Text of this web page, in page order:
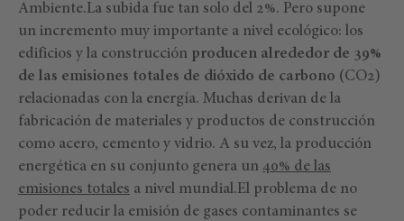
Ambiente.La subida fue tan solo del 2%. Pero supone
un incremento muy importante a nivel ecológico: los
edificios y la construcción producen alrededor de 39%
de las emisiones totales de dióxido de carbono (CO2)
relacionadas con la energía. Muchas derivan de la
fabricación de materiales y productos de construcción
como acero, cemento y vidrio. A su vez, la producción
energética en su conjunto genera un 40% de las
emisiones totales a nivel mundial.El problema de no
poder reducir la emisión de gases contaminantes se